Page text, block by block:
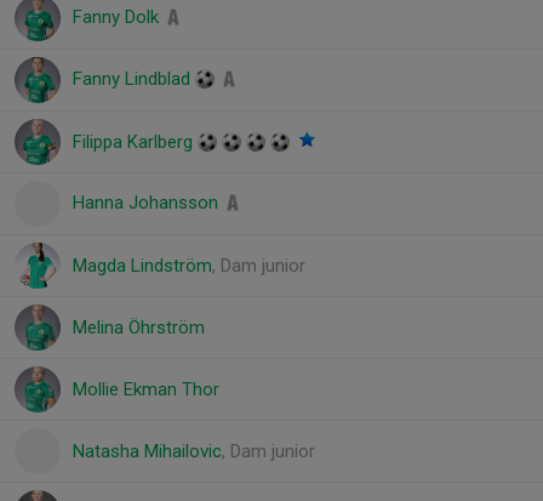
Fanny Dolk
Fanny Lindblad
Filippa Karlberg
Hanna Johansson
Magda Lindström, Dam junior
Melina Öhrström
Mollie Ekman Thor
Natasha Mihailovic, Dam junior